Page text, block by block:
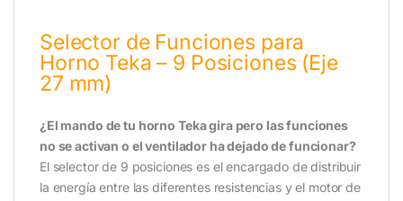
Selector de Funciones para
Horno Teka – 9 Posiciones (Eje
27 mm)
¿El mando de tu horno Teka gira pero las funciones
no se activan o el ventilador ha dejado de funcionar?
El selector de 9 posiciones es el encargado de distribuir
la energía entre las diferentes resistencias y el motor de